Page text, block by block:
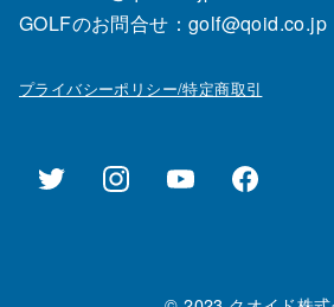
GOLFのお問合せ：golf@qoid.co.jp
プライバシーポリシー/特定商取引